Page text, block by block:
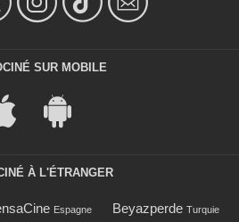
SUR MOBILE
À L'ÉTRANGER
Espagne Beyazperde Turquie